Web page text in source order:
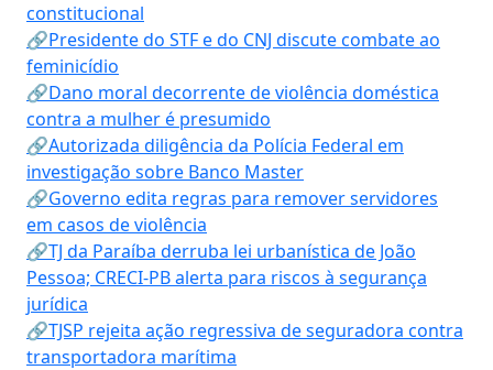
constitucional
🔗Presidente do STF e do CNJ discute combate ao
feminicídio
🔗Dano moral decorrente de violência doméstica
contra a mulher é presumido
🔗Autorizada diligência da Polícia Federal em
investigação sobre Banco Master
🔗Governo edita regras para remover servidores
em casos de violência
🔗TJ da Paraíba derruba lei urbanística de João
Pessoa; CRECI-PB alerta para riscos à segurança
jurídica
🔗TJSP rejeita ação regressiva de seguradora contra
transportadora marítima